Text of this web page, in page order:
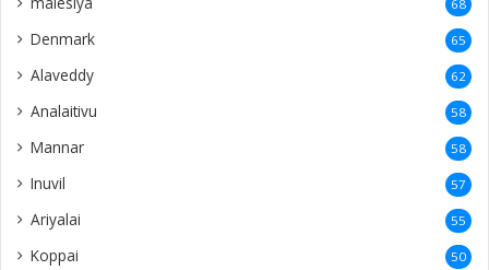
68
Denmark 65
Alaveddy 62
Analaitivu 58
Mannar 58
Inuvil 57
Ariyalai 55
Koppai 50